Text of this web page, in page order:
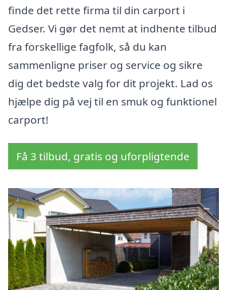
finde det rette firma til din carport i
Gedser. Vi gør det nemt at indhente tilbud
fra forskellige fagfolk, så du kan
sammenligne priser og service og sikre
dig det bedste valg for dit projekt. Lad os
hjælpe dig på vej til en smuk og funktionel
carport!
Få 3 tilbud, gratis og uforpligtende